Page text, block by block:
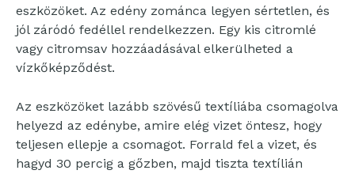
eszközöket. Az edény zománca legyen sértetlen, és
jól záródó fedéllel rendelkezzen. Egy kis citromlé
vagy citromsav hozzáadásával elkerülheted a
vízkőképződést.
Az eszközöket lazább szövésű textíliába csomagolva
helyezd az edénybe, amire elég vizet öntesz, hogy
teljesen ellepje a csomagot. Forrald fel a vizet, és
hagyd 30 percig a gőzben, majd tiszta textílián